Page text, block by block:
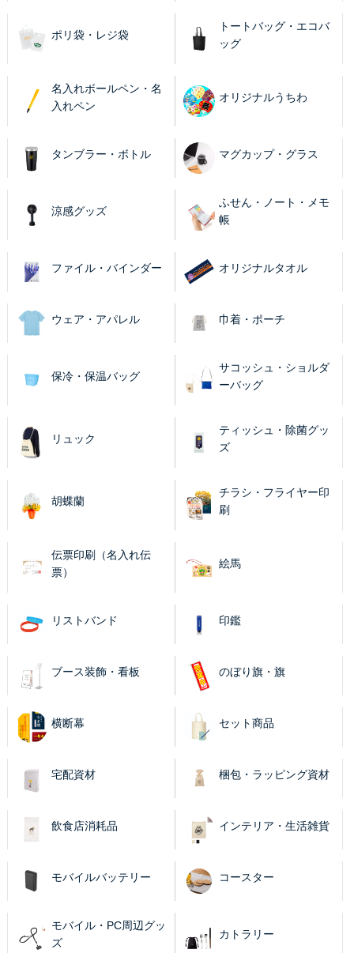
ポリ袋・レジ袋
トートバッグ・エコバ
ッグ
名入れボールペン・名
入れペン
オリジナルうちわ
タンブラー・ボトル マグカップ・グラス
涼感グッズ
ふせん・ノート・メモ
帳
ファイル・バインダー オリジナルタオル
ウェア・アパレル 巾着・ポーチ
保冷・保温バッグ
サコッシュ・ショルダ
ーバッグ
リュック
ティッシュ・除菌グッ
ズ
胡蝶蘭
チラシ・フライヤー印
刷
伝票印刷（名入れ伝
票）
絵馬
リストバンド 印鑑
ブース装飾・看板 のぼり旗・旗
横断幕 セット商品
宅配資材 梱包・ラッピング資材
飲食店消耗品 インテリア・生活雑貨
モバイルバッテリー コースター
モバイル・PC周辺グッ
ズ
カトラリー